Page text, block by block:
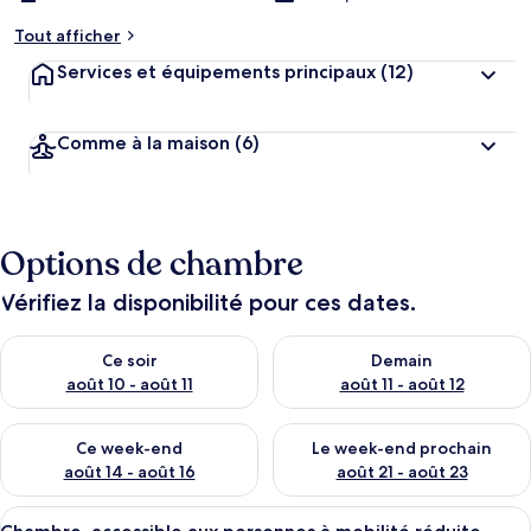
Tout afficher
Services et équipements principaux (12)
Comme à la maison (6)
Options de chambre
Vérifiez la disponibilité pour ces dates.
Ce soir
août 10 - août 11
Vérifier la disponibilité pour ce soir août 10 - août 11
Demain
août 11 - août 12
Vérifier la disponibilité pour
Ce week-end
août 14 - août 16
Vérifier la disponibilité pour ce week-end août 14 - août 16
Le week-end prochain
août 21 - août 23
Vérifier la disponibilité pour
Afficher Un lit avec une literie blanche, un